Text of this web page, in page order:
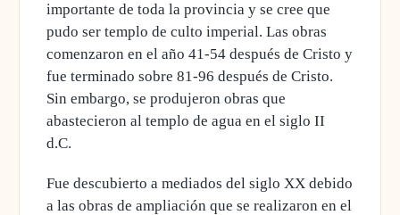
importante de toda la provincia y se cree que
pudo ser templo de culto imperial. Las obras
comenzaron en el año 41-54 después de Cristo y
fue terminado sobre 81-96 después de Cristo.
Sin embargo, se produjeron obras que
abastecieron al templo de agua en el siglo II
d.C.
Fue descubierto a mediados del siglo XX debido
a las obras de ampliación que se realizaron en el